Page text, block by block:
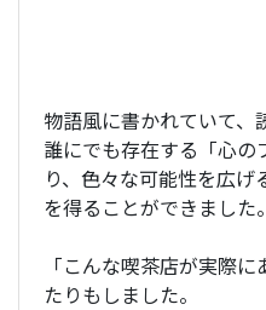
物語風に書かれていて、
誰にでも存在する「心の
り、色々な可能性を広
を得ることができました。
「こんな喫茶店が実際
たりもしました。